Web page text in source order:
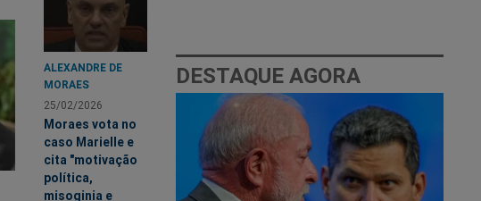
ALEXANDRE DE
MORAES
25/02/2026
Moraes vota no
caso Marielle e
cita "motivação
política,
misoginia e
DESTAQUE AGORA